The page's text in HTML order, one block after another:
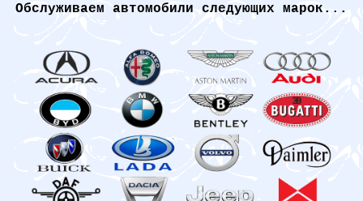
Обслуживаем автомобили следующих марок...